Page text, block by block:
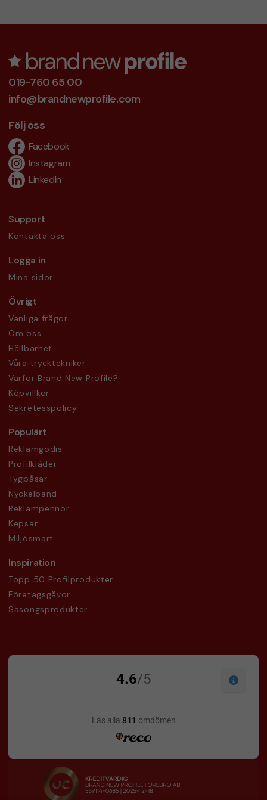
019-760 65 00
info@brandnewprofile.com
Följ oss
Facebook
Instagram
LinkedIn
Support
Kontakta oss
Logga in
Mina sidor
Övrigt
Vanliga frågor
Om oss
Hållbarhet
Våra trycktekniker
Varför Brand New Profile?
Köpvillkor
Sekretesspolicy
Populärt
Reklamgodis
Profilkläder
Tygpåsar
Nyckelband
Reklampennor
Kepsar
Miljösmart
Inspiration
Topp 50 Profilprodukter
Företagsgåvor
Säsongsprodukter